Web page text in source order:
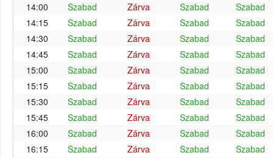
14:00
Szabad Zárva Szabad
Szabad
14:15
Szabad Zárva Szabad
Szabad
14:30
Szabad Zárva Szabad
Szabad
14:45
Szabad Zárva Szabad
Szabad
15:00
Szabad Zárva Szabad
Szabad
15:15
Szabad Zárva Szabad
Szabad
15:30
Szabad Zárva Szabad
Szabad
15:45
Szabad Zárva Szabad
Szabad
16:00
Szabad Zárva Szabad
Szabad
16:15
Szabad Zárva Szabad Szabad